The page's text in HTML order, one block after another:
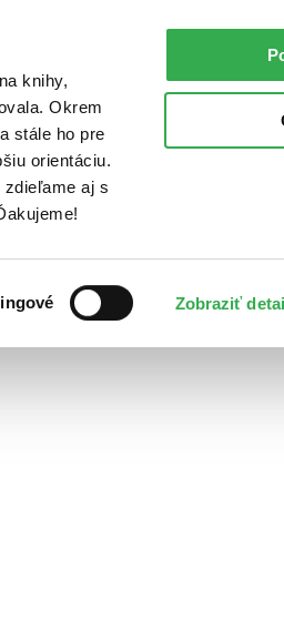
knihy,
Okrem
stále ho pre
orientáciu.
zdieľame aj s
Zobraziť